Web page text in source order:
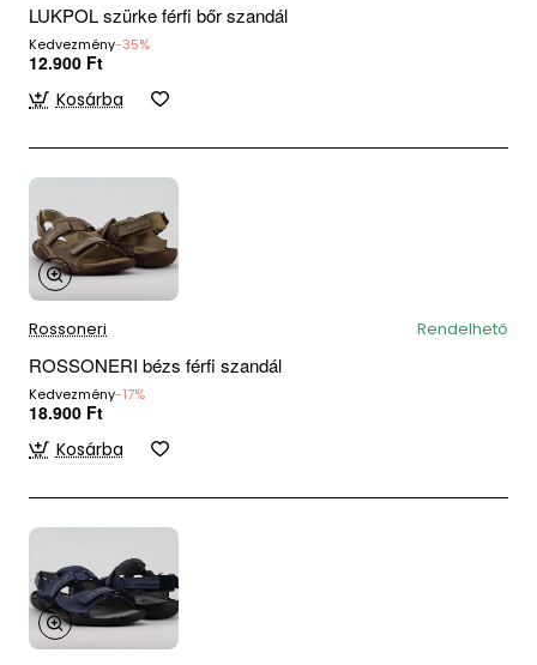
LUKPOL szürke férfi bőr szandál
Kedvezmény-35%
12.900 Ft
Kosárba
Rossoneri Rendelhető
ROSSONERI bézs férfi szandál
Kedvezmény-17%
18.900 Ft
Kosárba